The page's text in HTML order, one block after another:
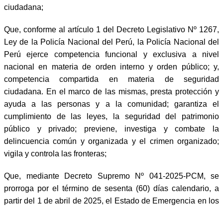
ciudadana;
Que, conforme al artículo 1 del Decreto Legislativo Nº 1267,
Ley de la Policía Nacional del Perú, la Policía Nacional del
Perú ejerce competencia funcional y exclusiva a nivel
nacional en materia de orden interno y orden público; y,
competencia compartida en materia de seguridad
ciudadana. En el marco de las mismas, presta protección y
ayuda a las personas y a la comunidad; garantiza el
cumplimiento de las leyes, la seguridad del patrimonio
público y privado; previene, investiga y combate la
delincuencia común y organizada y el crimen organizado;
vigila y controla las fronteras;
Que, mediante Decreto Supremo Nº 041-2025-PCM, se
prorroga por el término de sesenta (60) días calendario, a
partir del 1 de abril de 2025, el Estado de Emergencia en los